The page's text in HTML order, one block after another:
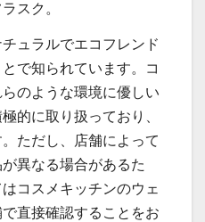
スク。
ュラルでエコフレンド
で知られています。コ
のような環境に優しい
的に取り扱っており、
ただし、店舗によって
異なる場合があるた
コスメキッチンのウェ
直接確認することをお